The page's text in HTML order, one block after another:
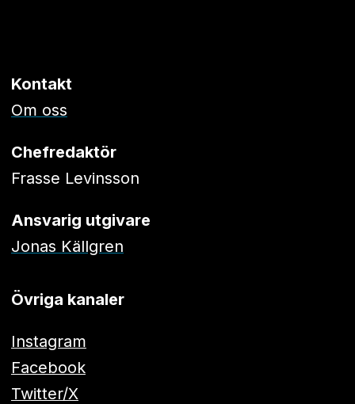
Kontakt
Om oss
Chefredaktör
Frasse Levinsson
Ansvarig utgivare
Jonas Källgren
Övriga kanaler
Instagram
Facebook
Twitter/X